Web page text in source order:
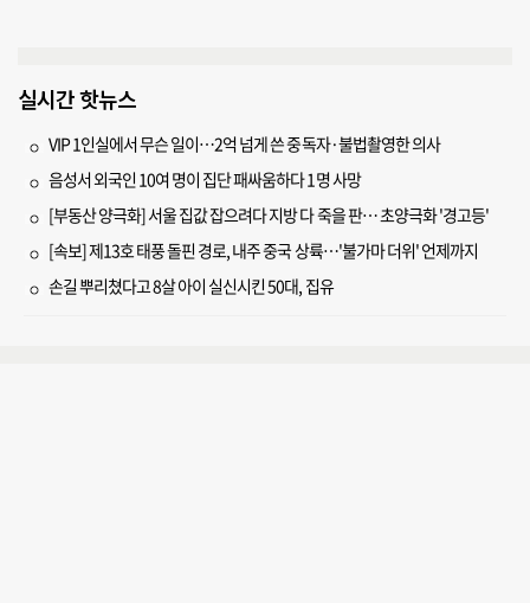
실시간 핫뉴스
VIP 1인실에서 무슨 일이…2억 넘게 쓴 중독자·불법촬영한 의사
음성서 외국인 10여 명이 집단 패싸움하다 1명 사망
[부동산 양극화] 서울 집값 잡으려다 지방 다 죽을 판… 초양극화 '경고등'
[속보] 제13호 태풍 돌핀 경로, 내주 중국 상륙…'불가마 더위' 언제까지
손길 뿌리쳤다고 8살 아이 실신시킨 50대, 집유